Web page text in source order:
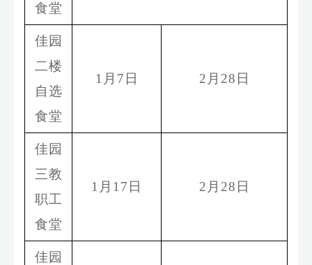
食堂
佳园
二楼
自选
食堂
1 月 7 日 2 月 28 日
佳园
三教
职工
食堂
1 月 17 日 2 月 28 日
佳园